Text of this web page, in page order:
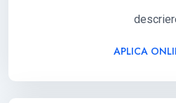
APLICA